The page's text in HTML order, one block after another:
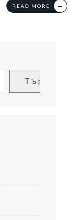
READ MORE →
Търсене